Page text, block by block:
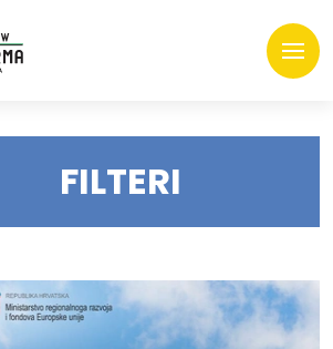
FILTERI